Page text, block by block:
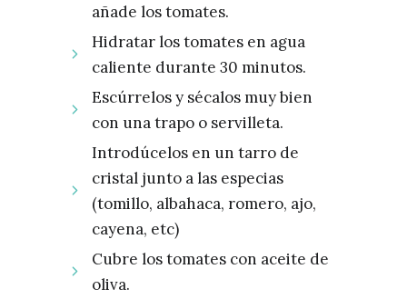
añade los tomates.
Hidratar los tomates en agua
caliente durante 30 minutos.
Escúrrelos y sécalos muy bien
con una trapo o servilleta.
Introdúcelos en un tarro de
cristal junto a las especias
(tomillo, albahaca, romero, ajo,
cayena, etc)
Cubre los tomates con aceite de
oliva.